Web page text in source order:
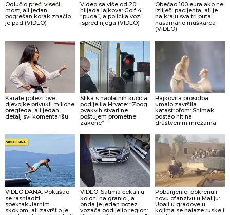
Odlučio preći viseći
most, ali jedan
pogrešan korak značio
je pad (VIDEO)
Video sa više od 20
hiljada lajkova: Golf 4
“puca”, a policija vozi
ispred njega (VIDEO)
Obećao 100 eura ako ne
izliječi pacijenta, ali je
na kraju sva tri puta
nasamario muškarca
(VIDEO)
Karate potezi ove
djevojke privukli milione
pregleda, ali jedan
detalj svi komentarišu
Slika s naplatnih kućica
podijelila Hrvate: “Zbog
ovakvih stvari ne
poštujem prometne
zakone”
Bajkovita prosidba
umalo završila
katastrofom: Snimak
postao hit na
društvenim mrežama
VIDEO DANA: Pokušao
se rashladiti
spektakularnim
skokom, ali završilo je
VIDEO: Satima čekali u
koloni na granici, a
onda je jedan potez
vozača podijelio region:
Pobunjenici pokrenuli
novu ofanzivu u Maliju:
Upali u gradove u
kojima se nalaze ruske i